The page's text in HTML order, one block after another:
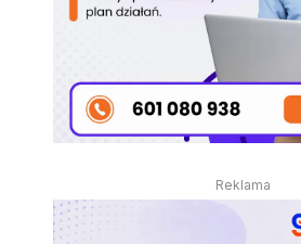
Reklama